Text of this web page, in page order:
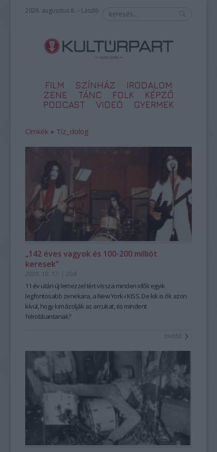
2026. augusztus 8. – László
FILM SZÍNHÁZ
IRODALOM
ZENE
TÁNC FOLK
KÉPZŐ
PODCAST
VIDEÓ GYERMEK
Címkék » Tíz_dolog
„142 éves vagyok és 100-200 milliót
keresek”
2009. 10. 17. | DUÁ
11 év után új lemezzel tért vissza minden idők egyik
legfontosabb zenekara, a New York-i KISS. De kik is ők azon
kívül, hogy kimázolják az arcukat, és mindent
felrobbantanak?
tovább